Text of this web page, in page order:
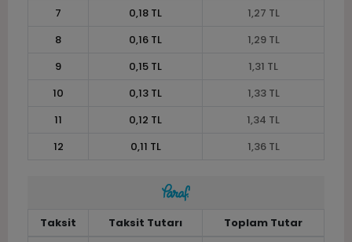
7
0,18 TL
1,27 TL
8
0,16 TL
1,29 TL
9
0,15 TL
1,31 TL
10
0,13 TL
1,33 TL
11
0,12 TL
1,34 TL
12
0,11 TL 1,36 TL
Taksit Taksit Tutarı
Toplam Tutar